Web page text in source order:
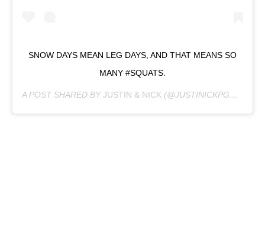
SNOW DAYS MEAN LEG DAYS, AND THAT MEANS SO
MANY #SQUATS.
A POST SHARED BYJUSTIN & NICK (@JUSTINICKPGH) ON